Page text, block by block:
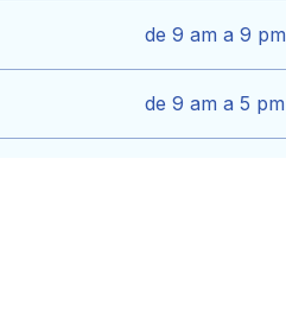
de 9 am a 9 pm
de 9 am a 5 pm